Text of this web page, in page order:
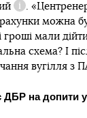
Довідка
.
рахунки можна
гроші мали
схема? І
вугілля з
ДБР на допити